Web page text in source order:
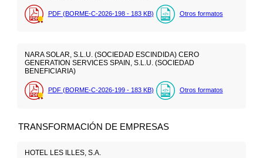
PDF (BORME-C-2026-198 - 183 KB) Otros formatos
NARA SOLAR, S.L.U. (SOCIEDAD ESCINDIDA) CERO
GENERATION SERVICES SPAIN, S.L.U. (SOCIEDAD
BENEFICIARIA)
PDF (BORME-C-2026-199 - 183 KB) Otros formatos
TRANSFORMACIÓN DE EMPRESAS
HOTEL LES ILLES, S.A.